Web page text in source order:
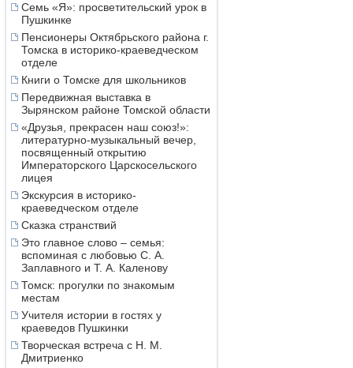
Семь «Я»: просветительский урок в
Пушкинке
Пенсионеры Октябрьского района г.
Томска в историко-краеведческом
отделе
Книги о Томске для школьников
Передвижная выставка в
Зырянском районе Томской области
«Друзья, прекрасен наш союз!»:
литературно-музыкальный вечер,
посвященный открытию
Императорского Царскосельского
лицея
Экскурсия в историко-
краеведческом отделе
Сказка странствий
Это главное слово – семья:
вспоминая с любовью С. А.
Заплавного и Т. А. Каленову
Томск: прогулки по знакомым
местам
Учителя истории в гостях у
краеведов Пушкинки
Творческая встреча с Н. М.
Дмитриенко